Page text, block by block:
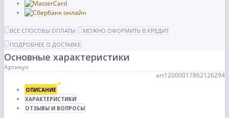
ВСЕ СПОСОБЫ ОПЛАТЫ
МОЖНО ОФОРМИТЬ В КРЕДИТ
ПОДРОБНЕЕ О ДОСТАВКЕ
Основные характеристики
Артикул
art12000017862126294
ОПИСАНИЕ
ХАРАКТЕРИСТИКИ
ОТЗЫВЫ И ВОПРОСЫ